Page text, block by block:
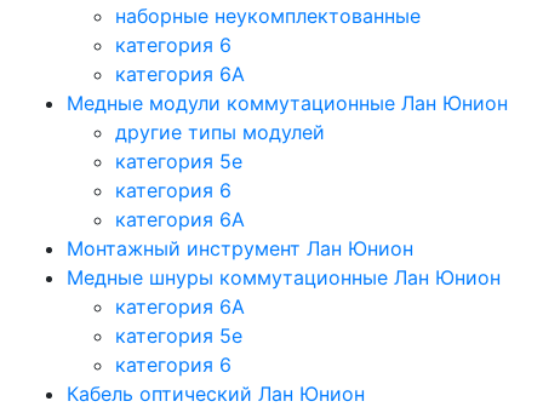
наборные неукомплектованные
категория 6
категория 6A
Медные модули коммутационные Лан Юнион
другие типы модулей
категория 5е
категория 6
категория 6A
Монтажный инструмент Лан Юнион
Медные шнуры коммутационные Лан Юнион
категория 6A
категория 5e
категория 6
Кабель оптический Лан Юнион